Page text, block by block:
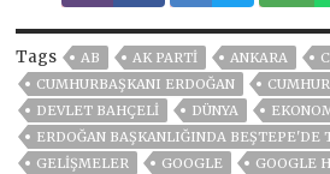
Tags AB AK PARTİ ANKARA
CUMHURBAŞKANI ERDOĞAN
DEVLET BAHÇELİ
DÜNYA
ERDOĞAN BAŞKANLIĞINDA BEŞTEPE'DE
GELIŞMELER
GOOGLE
GOOGLE